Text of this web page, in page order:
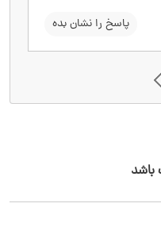
پاسخ را نشان بده
باشد